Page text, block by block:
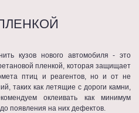
кузов нового автомобиля - это
пленкой, которая защищает
птиц и реагентов, но и от не
таких как летящие с дороги камни,
оклеивать как минимум
появления на них дефектов.